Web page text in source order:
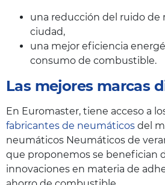
una reducción del ruido de
ciudad,
una mejor eficiencia
consumo de combustible.
Las mejores marcas
En Euromaster, tiene acceso a
fabricantes de neumáticos del
neumáticos Neumáticos de
que proponemos se benefician
innovaciones en materia de